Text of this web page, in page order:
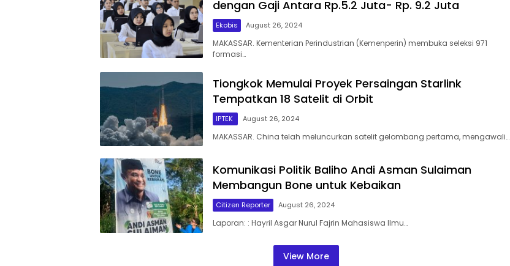
dengan Gaji Antara Rp.5.2 Juta- Rp. 9.2 Juta
Ekobis August 26, 2024
MAKASSAR. Kementerian Perindustrian (Kemenperin) membuka seleksi 971
formasi…
Tiongkok Memulai Proyek Persaingan Starlink
Tempatkan 18 Satelit di Orbit
IPTEK August 26, 2024
MAKASSAR. China telah meluncurkan satelit gelombang pertama, mengawali…
Komunikasi Politik Baliho Andi Asman Sulaiman
Membangun Bone untuk Kebaikan
Citizen Reporter August 26, 2024
Laporan: : Hayril Asgar Nurul Fajrin Mahasiswa Ilmu…
View More